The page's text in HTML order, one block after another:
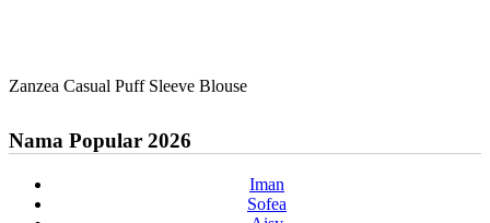
Zanzea Casual Puff Sleeve Blouse
Nama Popular 2026
Iman
Sofea